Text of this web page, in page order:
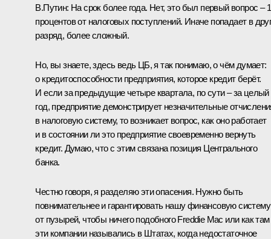
В.Путин: На срок более года. Нет, это был первый вопрос –
процентов от налоговых поступлений. Иначе попадает в
разряд, более сложный.
Но, вы знаете, здесь ведь ЦБ, я так понимаю, о чём думает:
о кредитоспособности предприятия, которое кредит берёт.
И если за предыдущие четыре квартала, по сути – за целый
год, предприятие демонстрирует незначительные
в налоговую систему, то возникает вопрос, как оно работает
и в состоянии ли это предприятие своевременно вернуть
кредит. Думаю, что с этим связана позиция Центрального
банка.
Честно говоря, я разделяю эти опасения. Нужно быть
повнимательнее и гарантировать нашу финансовую систему
от пузырей, чтобы ничего подобного Freddie Mac или как там
эти компании назывались в Штатах, когда недостаточное